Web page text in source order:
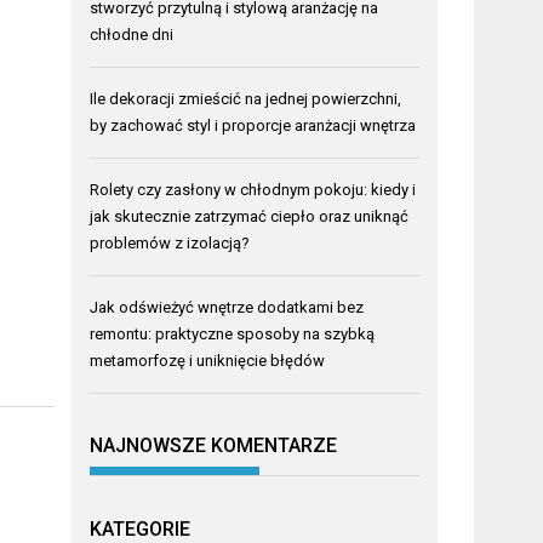
stworzyć przytulną i stylową aranżację na
chłodne dni
Ile dekoracji zmieścić na jednej powierzchni,
by zachować styl i proporcje aranżacji wnętrza
Rolety czy zasłony w chłodnym pokoju: kiedy i
jak skutecznie zatrzymać ciepło oraz uniknąć
problemów z izolacją?
Jak odświeżyć wnętrze dodatkami bez
remontu: praktyczne sposoby na szybką
metamorfozę i uniknięcie błędów
NAJNOWSZE KOMENTARZE
KATEGORIE